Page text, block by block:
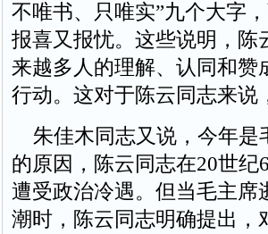
不唯书、只唯实”九个大字
报喜又报忧。这些说明，陈
来越多人的理解、认同和
行动。这对于陈云同志来说
朱佳木同志又说，今年是
的原因，陈云同志在20世
遭受政治冷遇。但当毛主席
潮时，陈云同志明确提出，